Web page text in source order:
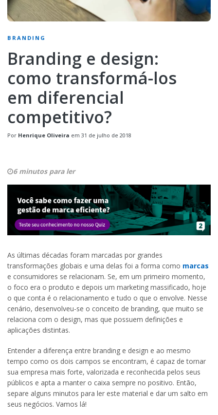
BRANDING
Branding e design:
como transformá-los
em diferencial
competitivo?
Por Henrique Oliveira em 31 de julho de 2018
6 minutos para ler
As últimas décadas foram marcadas por grandes
transformações globais e uma delas foi a forma como marcas
e consumidores se relacionam. Se, em um primeiro momento,
o foco era o produto e depois um marketing massificado, hoje
o que conta é o relacionamento e tudo o que o envolve. Nesse
cenário, desenvolveu-se o conceito de branding, que muito se
relaciona com o design, mas que possuem definições e
aplicações distintas.
Entender a diferença entre branding e design e ao mesmo
tempo como os dois campos se encontram, é capaz de tornar
sua empresa mais forte, valorizada e reconhecida pelos seus
públicos e apta a manter o caixa sempre no positivo. Então,
separe alguns minutos para ler este material e dar um salto em
seus negócios. Vamos lá!